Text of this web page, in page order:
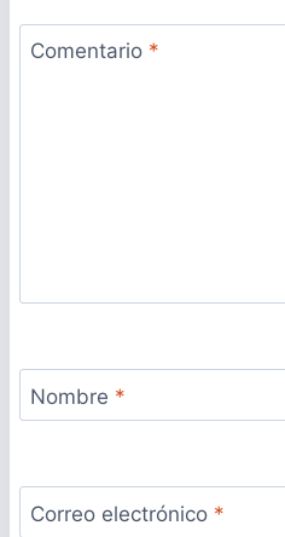
Comentario *
Nombre *
Correo electrónico *